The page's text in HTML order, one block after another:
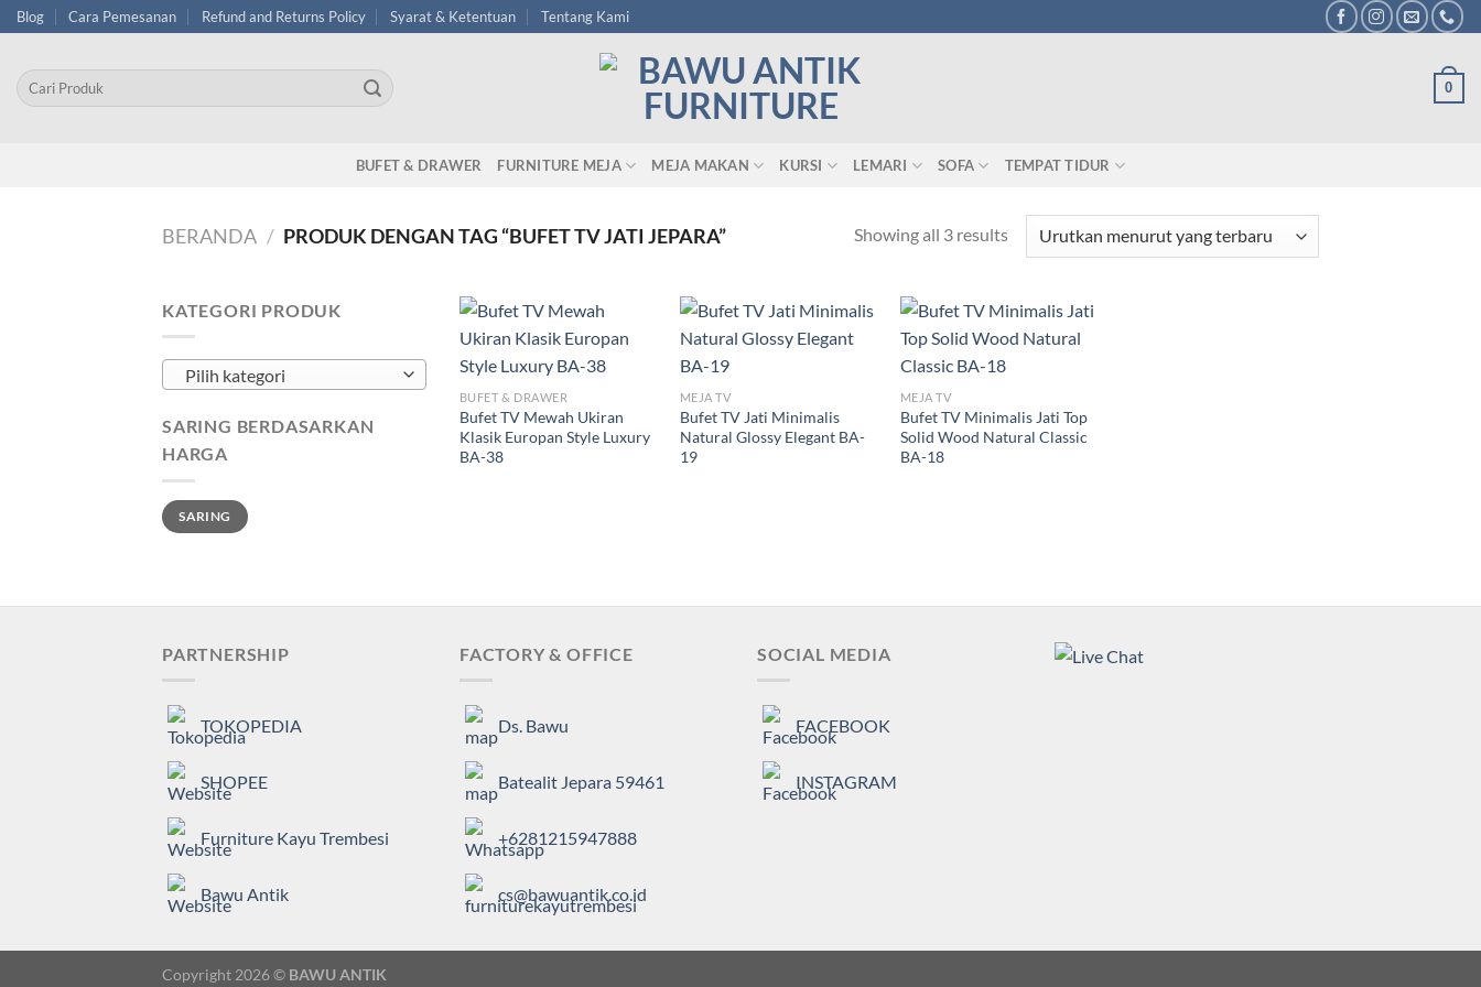
Skip
to
content
Blog Cara Pemesanan Refund and Returns Policy Syarat & Ketentuan Tentang Kami
Pencarian
untuk:
0
BUFET & DRAWER FURNITURE MEJA MEJA MAKAN KURSI LEMARI SOFA TEMPAT TIDUR
BERANDA / PRODUK DENGAN TAG “BUFET TV JATI JEPARA” Showing all 3 results
KATEGORI PRODUK
Pilih kategori
SARING BERDASARKAN
HARGA
Harga
terendah
Harga
tertinggi
SARING
BUFET & DRAWER
Bufet TV Mewah Ukiran
Klasik Europan Style Luxury
BA-38
MEJA TV
Bufet TV Jati Minimalis
Natural Glossy Elegant BA-
19
MEJA TV
Bufet TV Minimalis Jati Top
Solid Wood Natural Classic
BA-18
PARTNERSHIP
TOKOPEDIA
SHOPEE
Furniture Kayu Trembesi
Bawu Antik
FACTORY & OFFICE
Ds. Bawu
Batealit Jepara 59461
+6281215947888
cs@bawuantik.co.id
SOCIAL MEDIA
FACEBOOK
INSTAGRAM
Copyright 2026 © BAWU ANTIK